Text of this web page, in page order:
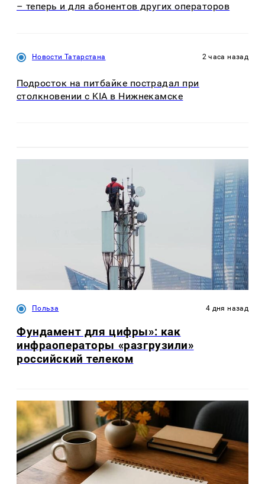
– теперь и для абонентов других операторов
Новости Татарстана 2 часа назад
Подросток на питбайке пострадал при
столкновении с KIA в Нижнекамске
Польза 4 дня назад
Фундамент для цифры»: как
инфраоператоры «разгрузили»
российский телеком